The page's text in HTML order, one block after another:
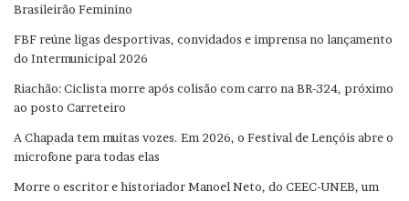
Brasileirão Feminino
FBF reúne ligas desportivas, convidados e imprensa no lançamento
do Intermunicipal 2026
Riachão: Ciclista morre após colisão com carro na BR-324, próximo
ao posto Carreteiro
A Chapada tem muitas vozes. Em 2026, o Festival de Lençóis abre o
microfone para todas elas
Morre o escritor e historiador Manoel Neto, do CEEC-UNEB, um